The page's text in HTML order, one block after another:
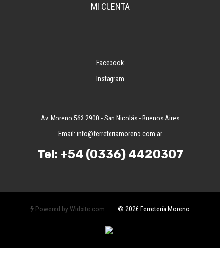
MI CUENTA
Facebook
Instagram
Av. Moreno 563 2900 - San Nicolás - Buenos Aires
Email: info@ferreteriamoreno.com.ar
Tel: +54 (0336) 4420307
Powered by Widsite.com © 2026 Ferretería Moreno